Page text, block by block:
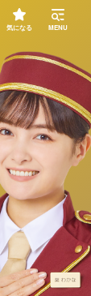
気になる MENU